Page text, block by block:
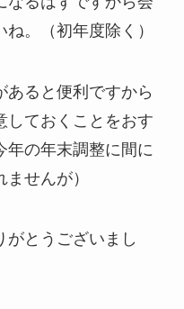
。（初年度除く）
あると便利ですから
しておくことをおす
年の年末調整に間に
せんが）
がとうございまし